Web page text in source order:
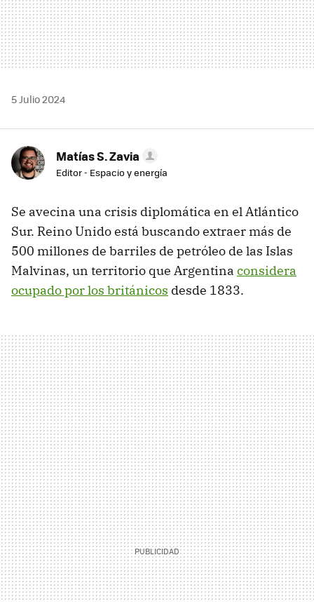
5 Julio 2024
Matías S. Zavia
Editor - Espacio y energía
Se avecina una crisis diplomática en el Atlántico
Sur. Reino Unido está buscando extraer más de
500 millones de barriles de petróleo de las Islas
Malvinas, un territorio que Argentina considera
ocupado por los británicos desde 1833.